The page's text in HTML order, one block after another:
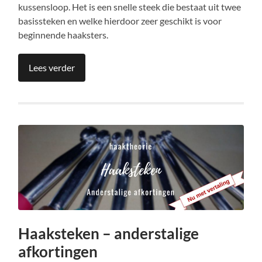
kussensloop. Het is een snelle steek die bestaat uit twee
basissteken en welke hierdoor zeer geschikt is voor
beginnende haaksters.
Lees verder
Haaksteken – anderstalige
afkortingen